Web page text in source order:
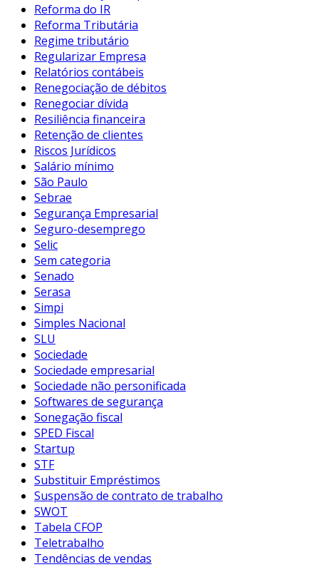
Reforma do IR
Reforma Tributária
Regime tributário
Regularizar Empresa
Relatórios contábeis
Renegociação de débitos
Renegociar dívida
Resiliência financeira
Retenção de clientes
Riscos Jurídicos
Salário mínimo
São Paulo
Sebrae
Segurança Empresarial
Seguro-desemprego
Selic
Sem categoria
Senado
Serasa
Simpi
Simples Nacional
SLU
Sociedade
Sociedade empresarial
Sociedade não personificada
Softwares de segurança
Sonegação fiscal
SPED Fiscal
Startup
STF
Substituir Empréstimos
Suspensão de contrato de trabalho
SWOT
Tabela CFOP
Teletrabalho
Tendências de vendas